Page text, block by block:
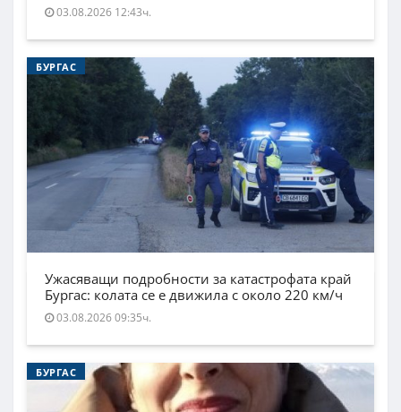
03.08.2026 12:43ч.
БУРГАС
Ужасяващи подробности за катастрофата край
Бургас: колата се е движила с около 220 км/ч
03.08.2026 09:35ч.
БУРГАС